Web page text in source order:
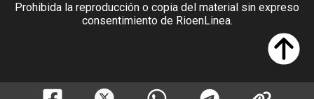
Prohibida la reproducción o copia del material sin expreso
consentimiento de RioenLinea.